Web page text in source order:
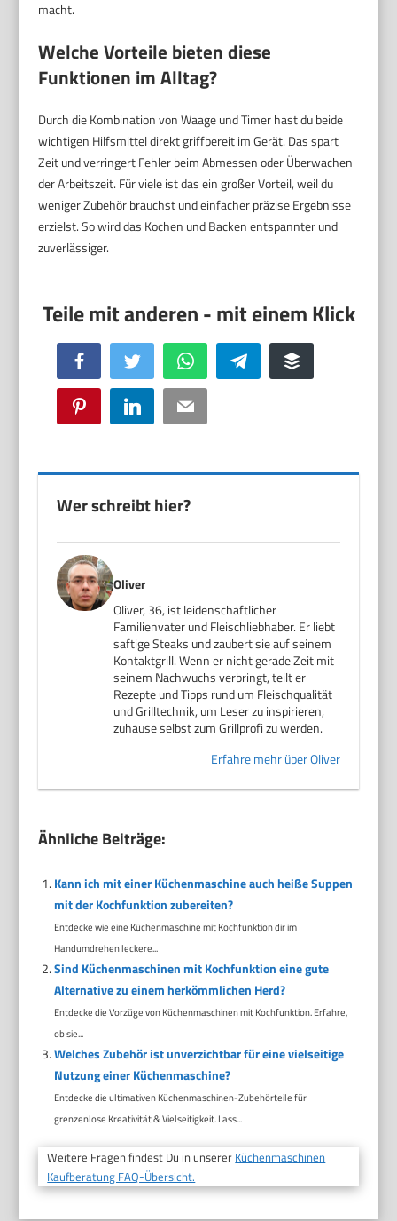
macht.
Welche Vorteile bieten diese
Funktionen im Alltag?
Durch die Kombination von Waage und Timer hast du beide
wichtigen Hilfsmittel direkt griffbereit im Gerät. Das spart
Zeit und verringert Fehler beim Abmessen oder Überwachen
der Arbeitszeit. Für viele ist das ein großer Vorteil, weil du
weniger Zubehör brauchst und einfacher präzise Ergebnisse
erzielst. So wird das Kochen und Backen entspannter und
zuverlässiger.
Facebook Twitter WhatsApp Telegram Buffer
Pinterest LinkedIn Email
Wer schreibt hier?
Oliver
Oliver, 36, ist leidenschaftlicher
Familienvater und Fleischliebhaber. Er liebt
saftige Steaks und zaubert sie auf seinem
Kontaktgrill. Wenn er nicht gerade Zeit mit
seinem Nachwuchs verbringt, teilt er
Rezepte und Tipps rund um Fleischqualität
und Grilltechnik, um Leser zu inspirieren,
zuhause selbst zum Grillprofi zu werden.
Erfahre mehr über Oliver
Ähnliche Beiträge:
Kann ich mit einer Küchenmaschine auch heiße Suppen
mit der Kochfunktion zubereiten?
Entdecke wie eine Küchenmaschine mit Kochfunktion dir im
Handumdrehen leckere...
Sind Küchenmaschinen mit Kochfunktion eine gute
Alternative zu einem herkömmlichen Herd?
Entdecke die Vorzüge von Küchenmaschinen mit Kochfunktion. Erfahre,
ob sie...
Welches Zubehör ist unverzichtbar für eine vielseitige
Nutzung einer Küchenmaschine?
Entdecke die ultimativen Küchenmaschinen-Zubehörteile für
grenzenlose Kreativität & Vielseitigkeit. Lass...
Weitere Fragen findest Du in unserer Küchenmaschinen
Kaufberatung FAQ-Übersicht.